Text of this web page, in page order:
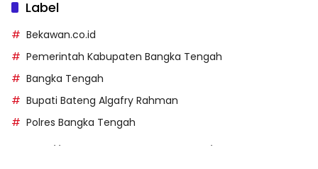
Label
Bekawan.co.id
Pemerintah Kabupaten Bangka Tengah
Bangka Tengah
Bupati Bateng Algafry Rahman
Polres Bangka Tengah